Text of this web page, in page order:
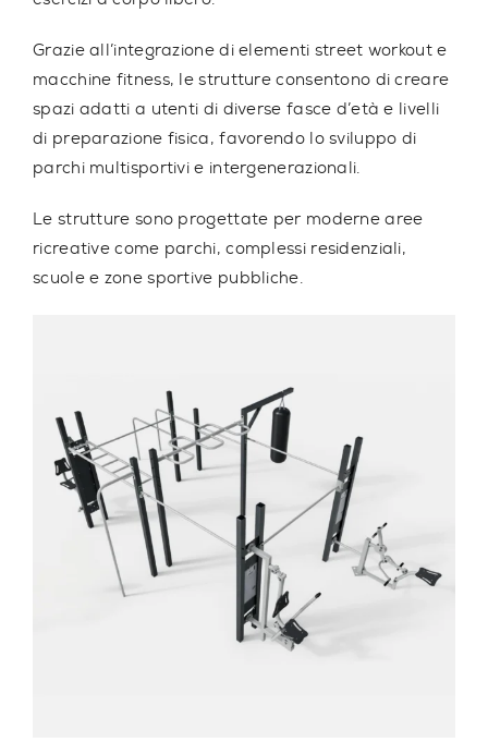
Grazie all’integrazione di elementi street workout e
macchine fitness, le strutture consentono di creare
spazi adatti a utenti di diverse fasce d’età e livelli
di preparazione fisica, favorendo lo sviluppo di
parchi multisportivi e intergenerazionali.
Le strutture sono progettate per moderne aree
ricreative come parchi, complessi residenziali,
scuole e zone sportive pubbliche.